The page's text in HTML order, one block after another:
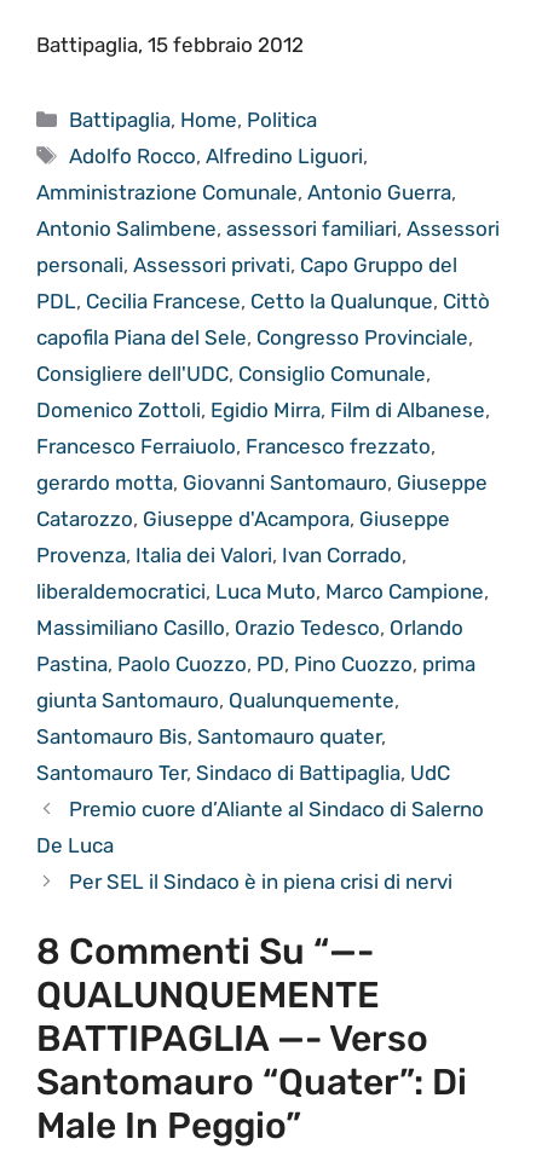
Battipaglia, 15 febbraio 2012
Categorie
Battipaglia, Home, Politica
Tag
Adolfo Rocco,Alfredino Liguori,
Amministrazione Comunale, Antonio Guerra,
Antonio Salimbene, assessori familiari, Assessori
personali, Assessori privati, Capo Gruppo del
PDL, Cecilia Francese, Cetto la Qualunque, Cittò
capofila Piana del Sele, Congresso Provinciale,
Consigliere dell'UDC, Consiglio Comunale,
Domenico Zottoli, Egidio Mirra, Film di Albanese,
Francesco Ferraiuolo, Francesco frezzato,
gerardo motta, Giovanni Santomauro, Giuseppe
Catarozzo, Giuseppe d'Acampora, Giuseppe
Provenza, Italia dei Valori, Ivan Corrado,
liberaldemocratici, Luca Muto, Marco Campione,
Massimiliano Casillo, Orazio Tedesco, Orlando
Pastina, Paolo Cuozzo, PD, Pino Cuozzo, prima
giunta Santomauro, Qualunquemente,
Santomauro Bis, Santomauro quater,
Santomauro Ter, Sindaco di Battipaglia, UdC
Premio cuore d’Aliante al Sindaco di Salerno
De Luca
Per SEL il Sindaco è in piena crisi di nervi
8 Commenti Su “—-
QUALUNQUEMENTE
BATTIPAGLIA —- Verso
Santomauro “quater”: Di
Male In Peggio”